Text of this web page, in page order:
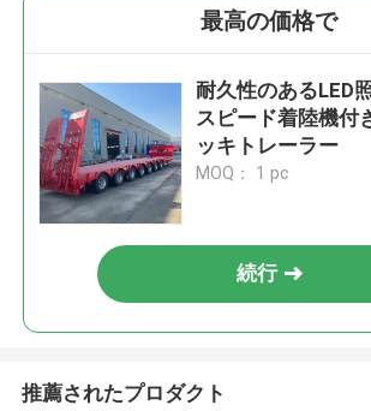
最高の価格で
耐久性のあるLED
スピード着陸機付
ッキトレーラー
MOQ： 1 pc
続行
推薦されたプロダクト